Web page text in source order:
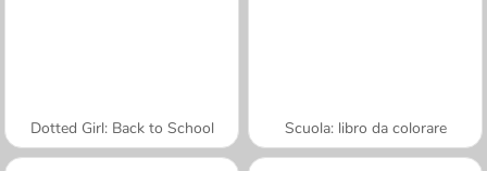
Dotted Girl: Back to School Scuola: libro da colorare